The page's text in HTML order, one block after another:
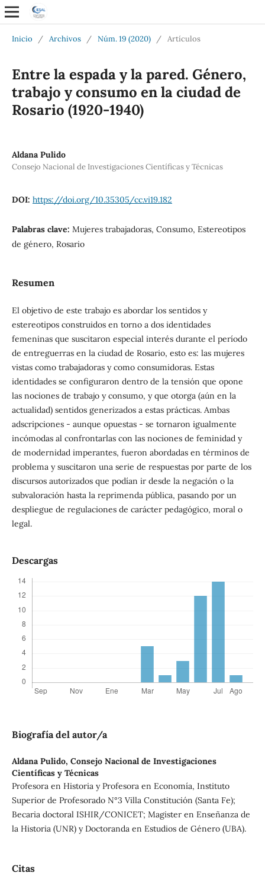
Inicio / Archivos / Núm. 19 (2020) / Artículos
Entre la espada y la pared. Género,
trabajo y consumo en la ciudad de
Rosario (1920-1940)
Aldana Pulido
Consejo Nacional de Investigaciones Científicas y Técnicas
DOI: https://doi.org/10.35305/cc.vi19.182
Palabras clave: Mujeres trabajadoras, Consumo, Estereotipos
de género, Rosario
Resumen
El objetivo de este trabajo es abordar los sentidos y
estereotipos construidos en torno a dos identidades
femeninas que suscitaron especial interés durante el período
de entreguerras en la ciudad de Rosario, esto es: las mujeres
vistas como trabajadoras y como consumidoras. Estas
identidades se configuraron dentro de la tensión que opone
las nociones de trabajo y consumo, y que otorga (aún en la
actualidad) sentidos generizados a estas prácticas. Ambas
adscripciones - aunque opuestas - se tornaron igualmente
incómodas al confrontarlas con las nociones de feminidad y
de modernidad imperantes, fueron abordadas en términos de
problema y suscitaron una serie de respuestas por parte de los
discursos autorizados que podían ir desde la negación o la
subvaloración hasta la reprimenda pública, pasando por un
despliegue de regulaciones de carácter pedagógico, moral o
legal.
Descargas
Biografía del autor/a
Aldana Pulido, Consejo Nacional de Investigaciones
Científicas y Técnicas
Profesora en Historia y Profesora en Economía, Instituto
Superior de Profesorado N°3 Villa Constitución (Santa Fe);
Becaria doctoral ISHIR/CONICET; Magister en Enseñanza de
la Historia (UNR) y Doctoranda en Estudios de Género (UBA).
Citas